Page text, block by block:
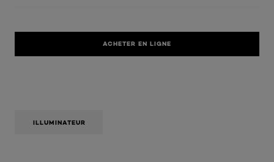
ACHETER EN LIGNE
ILLUMINATEUR